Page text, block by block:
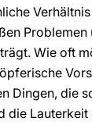
Problemen
Wie oft
Dingen, die
die